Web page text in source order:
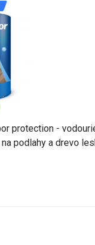
protection -
podlahy a drevo